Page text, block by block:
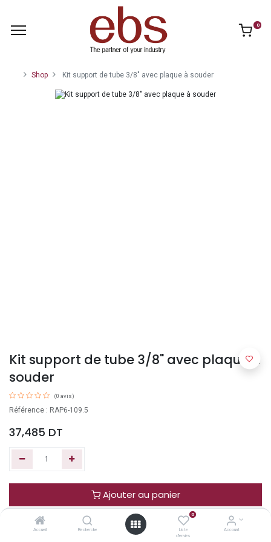
Accueil Recherche
0
Liste
d'envies
Account
0
Shop Kit support de tube 3/8" avec plaque à souder
Kit support de tube 3/8" avec plaque à
souder
(0 avis)
Référence : RAP6-109.5
37,485 DT
Ajouter au panier
Acheter maintenant